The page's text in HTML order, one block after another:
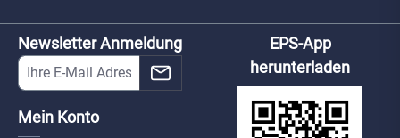
Newsletter Anmeldung
Mein Konto
EPS-App
herunterladen